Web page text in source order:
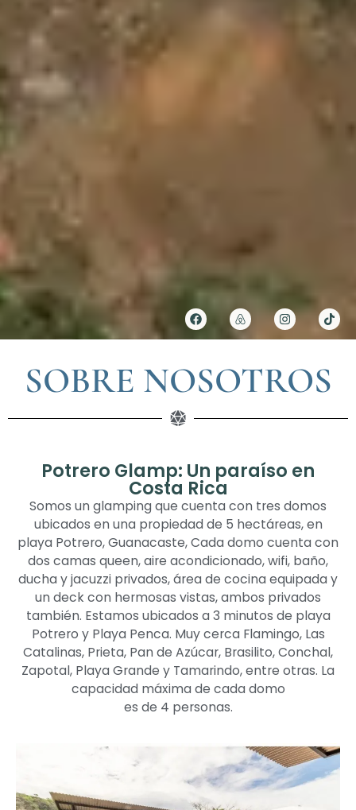
SOBRE NOSOTROS
Potrero Glamp: Un paraíso en
Costa Rica
Somos un glamping que cuenta con tres domos
ubicados en una propiedad de 5 hectáreas, en
playa Potrero, Guanacaste, Cada domo cuenta con
dos camas queen, aire acondicionado, wifi, baño,
ducha y jacuzzi privados, área de cocina equipada y
un deck con hermosas vistas, ambos privados
también. Estamos ubicados a 3 minutos de playa
Potrero y Playa Penca. Muy cerca Flamingo, Las
Catalinas, Prieta, Pan de Azúcar, Brasilito, Conchal,
Zapotal, Playa Grande y Tamarindo, entre otras. La
capacidad máxima de cada domo
es de 4 personas.